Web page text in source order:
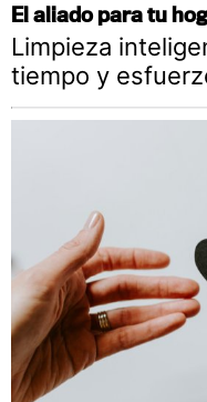
El aliado para tu
Limpieza
tiempo y